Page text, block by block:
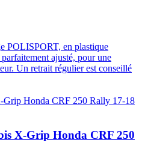
POLISPORT, en plastique
ajusté, pour une
Un retrait régulier est conseillé
X-Grip Honda CRF 250